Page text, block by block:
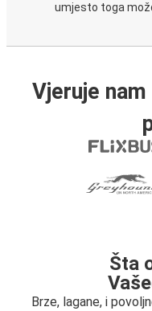
umjesto toga
Vjeruje
Šta
Brze, lagane, i